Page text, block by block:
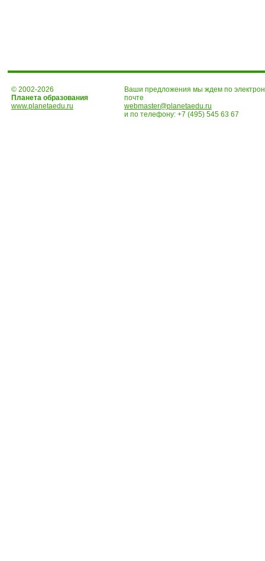
© 2002-2026
Планета образования
www.planetaedu.ru
Ваши предложения мы ждем по
почте
webmaster@planetaedu.ru
и по телефону: +7 (495) 545 63 67